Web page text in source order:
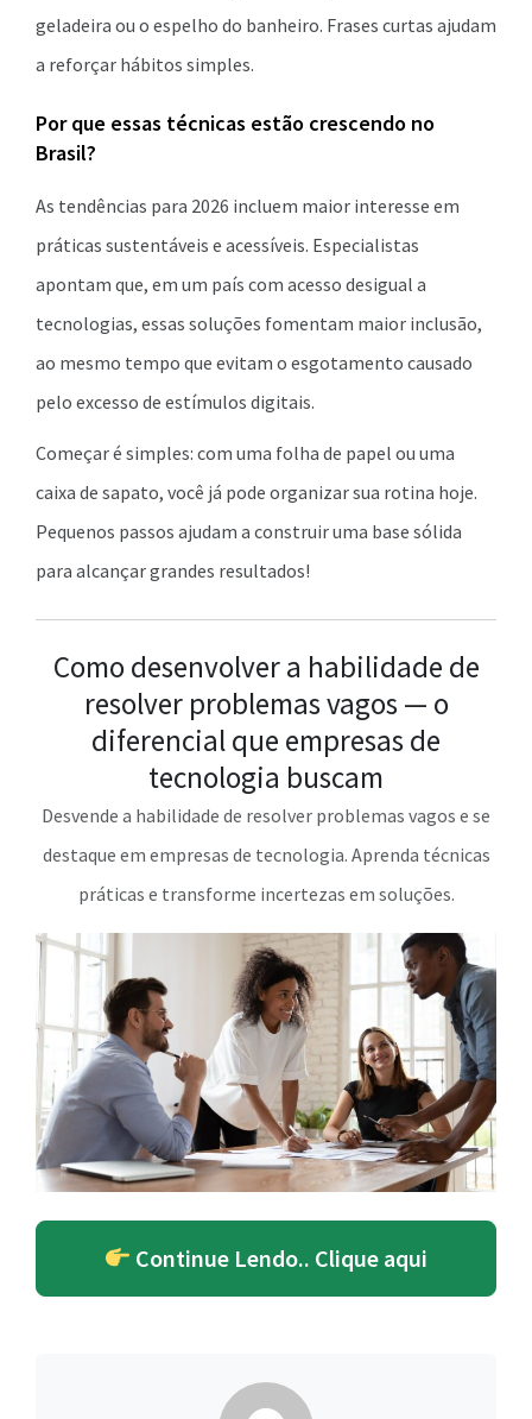
geladeira ou o espelho do banheiro. Frases curtas ajudam
a reforçar hábitos simples.
Por que essas técnicas estão crescendo no
Brasil?
As tendências para 2026 incluem maior interesse em
práticas sustentáveis e acessíveis. Especialistas
apontam que, em um país com acesso desigual a
tecnologias, essas soluções fomentam maior inclusão,
ao mesmo tempo que evitam o esgotamento causado
pelo excesso de estímulos digitais.
Começar é simples: com uma folha de papel ou uma
caixa de sapato, você já pode organizar sua rotina hoje.
Pequenos passos ajudam a construir uma base sólida
para alcançar grandes resultados!
Como desenvolver a habilidade de
resolver problemas vagos — o
diferencial que empresas de
tecnologia buscam
Desvende a habilidade de resolver problemas vagos e se
destaque em empresas de tecnologia. Aprenda técnicas
práticas e transforme incertezas em soluções.
Continue Lendo.. Clique aqui